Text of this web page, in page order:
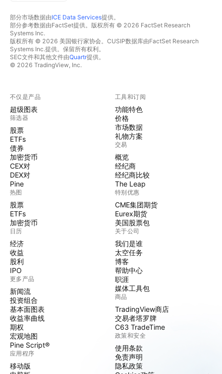
部分市场数据由ICE Data Services提供。
部分参考数据由FactSet提供。版权所有 © 2026 FactSet Research
Systems Inc.
版权所有 © 2026 美国银行家协会。CUSIP数据库由FactSet Research
Systems Inc.提供。保留所有权利。
SEC文件和其他文件由Quartr提供。
© 2026 TradingView, Inc.
不仅是产品
超级图表
筛选器
股票
ETFs
债券
加密货币
CEX对
DEX对
Pine
热图
股票
ETFs
加密货币
日历
经济
收益
股利
IPO
更多产品
新闻流
投资组合
基本面图表
收益率曲线
期权
宏观地图
Pine Script®
应用程序
移动版
工具和订阅
功能特色
价格
市场数据
礼物方案
交易
概览
经纪商
经纪商比较
The Leap
特别优惠
CME集团期货
Eurex期货
美国股票包
关于公司
我们是谁
太空任务
博客
帮助中心
职涯
媒体工具包
商品
TradingView商店
交易者塔罗牌
C63 TradeTime
政策和安全
使用条款
免责声明
隐私政策